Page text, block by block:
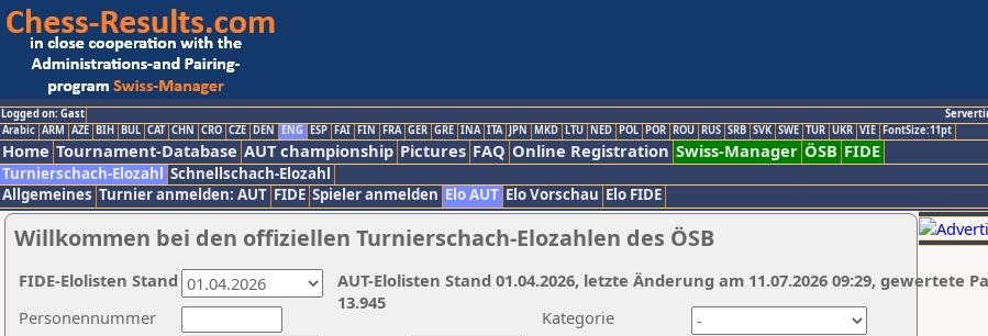
Logged on: Gast
Arabic ARM AZE BIH BUL CAT CHN CRO CZE DEN ENG ESP FAI FIN FRA GER GRE INA ITA JPN MKD LTU NED POL POR ROU RUS SRB SVK SWE TUR UKR VIE FontSize:11pt
Home Tournament-Database AUT championship Pictures FAQ Online Registration Swiss-Manager ÖSB FIDE
Turnierschach-Elozahl Schnellschach-Elozahl
Allgemeines Turnier anmelden: AUT FIDE Spieler anmelden Elo AUT Elo Vorschau Elo FIDE
Willkommen bei den offiziellen Turnierschach-Elozahlen des ÖSB
Kategorie
Personennummer
AUT-Elolisten Stand 01.04.2026, letzte Änderung am 11.07.2026 09:29, gewertete
13.945
FIDE-Elolisten Stand